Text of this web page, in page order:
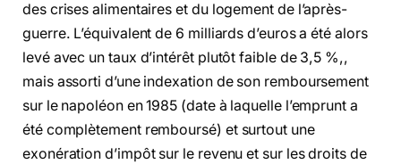
des crises alimentaires et du logement de l’après-
guerre. L’équivalent de 6 milliards d’euros a été alors
levé avec un taux d’intérêt plutôt faible de 3,5 %,,
mais assorti d’une indexation de son remboursement
sur le napoléon en 1985 (date à laquelle l’emprunt a
été complètement remboursé) et surtout une
exonération d’impôt sur le revenu et sur les droits de